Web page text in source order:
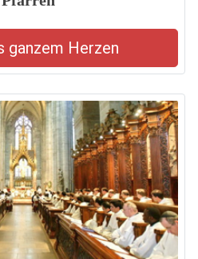
ganzem Herzen